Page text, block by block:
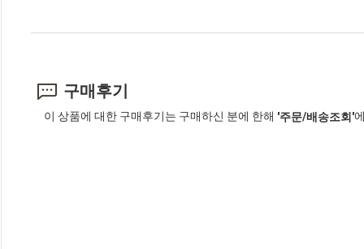
구매후기
이 상품에 대한 구매후기는 구매하신 분에 한해 '주문/배송조회'